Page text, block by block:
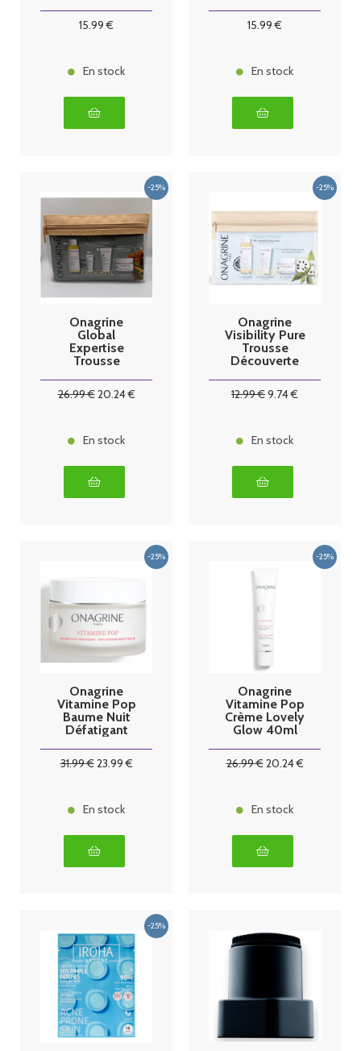
15.99 €
En stock
15.99 €
En stock
Onagrine
Global
Expertise
Trousse
26.99€20.24€
En stock
Onagrine
Visibility Pure
Trousse
Découverte
12.99€9.74€
En stock
Onagrine
Vitamine Pop
Baume Nuit
Défatigant
31.99€23.99€
En stock
Onagrine
Vitamine Pop
Crème Lovely
Glow 40ml
26.99€20.24€
En stock